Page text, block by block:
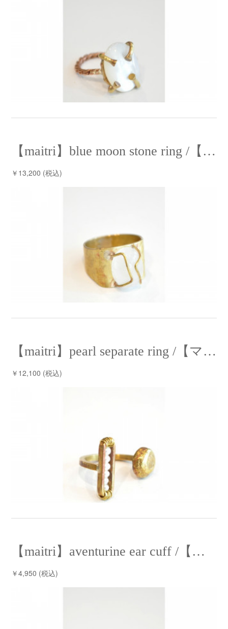
【maitri】blue moon stone ring /【マイトリー】ブルームーンストーンリング
￥13,200 (税込)
【maitri】pearl separate ring /【マイトリー】パールセパレートリング
￥12,100 (税込)
【maitri】aventurine ear cuff /【マイトリー】アベンチュリンイヤーカフ
￥4,950 (税込)